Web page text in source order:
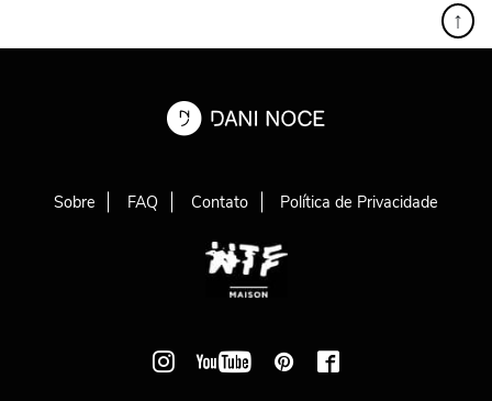
↑
Sobre FAQ Contato Política de Privacidade